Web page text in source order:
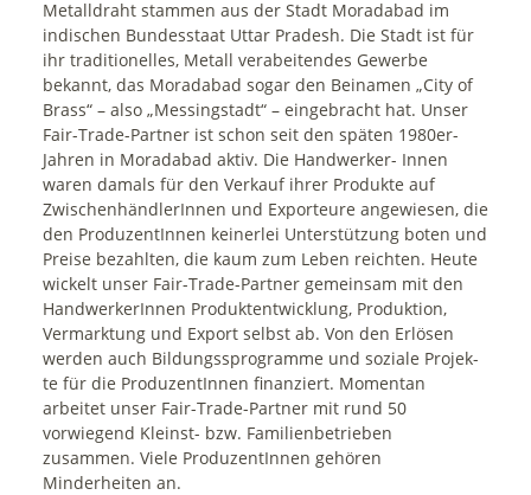
Metalldraht stammen aus der Stadt Moradabad im
indischen Bundesstaat Uttar Pradesh. Die Stadt ist für
ihr traditionelles, Metall verabeitendes Gewerbe
bekannt, das Moradabad sogar den Beinamen „City of
Brass“ – also „Messingstadt“ – eingebracht hat. Unser
Fair-Trade-Partner ist schon seit den späten 1980er-
Jahren in Moradabad aktiv. Die Handwerker- Innen
waren damals für den Verkauf ihrer Produkte auf
ZwischenhändlerInnen und Exporteure angewiesen, die
den ProduzentInnen keinerlei Unterstützung boten und
Preise bezahlten, die kaum zum Leben reichten. Heute
wickelt unser Fair-Trade-Partner gemeinsam mit den
HandwerkerInnen Produktentwicklung, Produktion,
Vermarktung und Export selbst ab. Von den Erlösen
werden auch Bildungssprogramme und soziale Projek-
te für die ProduzentInnen finanziert. Momentan
arbeitet unser Fair-Trade-Partner mit rund 50
vorwiegend Kleinst- bzw. Familienbetrieben
zusammen. Viele ProduzentInnen gehören
Minderheiten an.